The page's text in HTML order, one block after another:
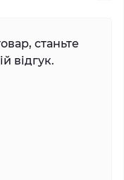
станьте
відгук.